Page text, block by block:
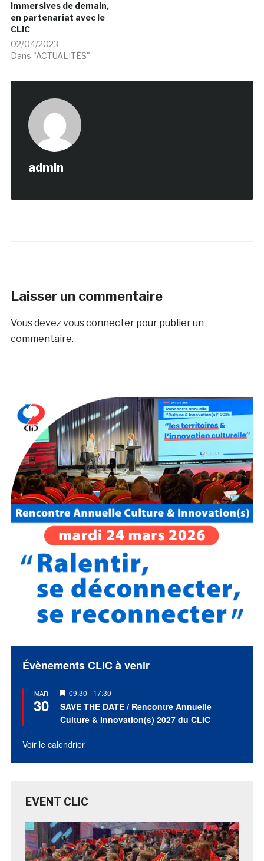
immersives de demain,
en partenariat avec le
CLIC
02/04/2023
Dans "ACTUALITÉS"
admin
Laisser un commentaire
Vous devezvous connecterpour publier un
commentaire.
Évènements CLIC à venir
MAR
30
Mis
en
avant
09:30 - 17:30
SAVE THE DATE / Rencontre Annuelle
Culture & Innovation(s) 2027 du CLIC
Voir le calendrier
EVENT CLIC